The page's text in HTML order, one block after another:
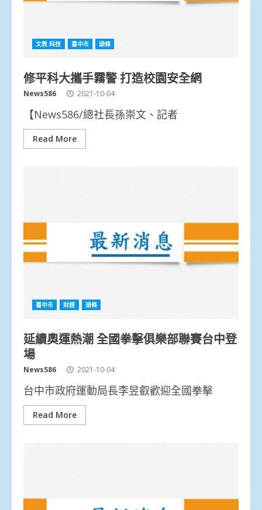
文教.科技 臺中市 頭條
修平科大攜手霧警 打造校園安全網
News586 2021-10-04
【News586/總社長孫崇文、記者
Read More
臺中市 財經 頭條
延續奧運熱潮 全國拳擊俱樂部聯賽台中登
場
News586 2021-10-04
台中市政府運動局長李昱叡歡迎全國拳擊
Read More